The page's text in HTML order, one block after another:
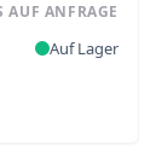
AUF ANFRAGE
Auf Lager